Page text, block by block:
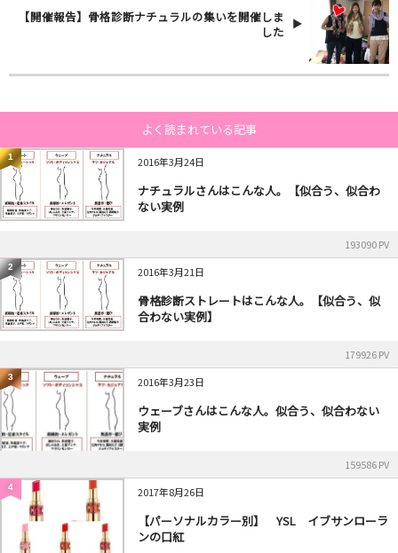
【開催報告】骨格診断ナチュラルの集いを開催しま
した
よく読まれている記事
1 2016年3月24日
ナチュラルさんはこんな人。【似合う、似合わ
ない実例
193090 PV
2 2016年3月21日
骨格診断ストレートはこんな人。【似合う、似
合わない実例】
179926 PV
3 2016年3月23日
ウェーブさんはこんな人。似合う、似合わない
実例
159586 PV
4 2017年8月26日
【パーソナルカラー別】 YSL イブサンローラ
ンの口紅